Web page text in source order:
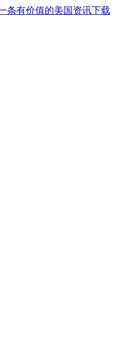
条有价值的美国资讯下载